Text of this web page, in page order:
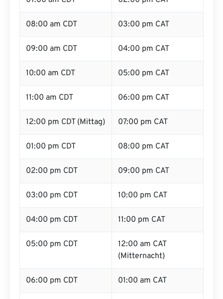
08:00 am CDT 03:00 pm CAT
09:00 am CDT 04:00 pm CAT
10:00 am CDT 05:00 pm CAT
11:00 am CDT 06:00 pm CAT
12:00 pm CDT (Mittag) 07:00 pm CAT
01:00 pm CDT 08:00 pm CAT
02:00 pm CDT 09:00 pm CAT
03:00 pm CDT 10:00 pm CAT
04:00 pm CDT 11:00 pm CAT
05:00 pm CDT
12:00 am CAT
(Mitternacht)
06:00 pm CDT 01:00 am CAT